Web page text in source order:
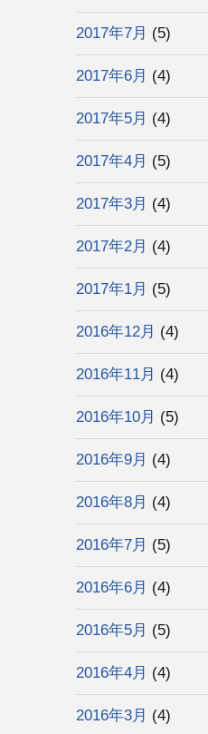
2017年7月 (5)
2017年6月 (4)
2017年5月 (4)
2017年4月 (5)
2017年3月 (4)
2017年2月 (4)
2017年1月 (5)
2016年12月 (4)
2016年11月 (4)
2016年10月 (5)
2016年9月 (4)
2016年8月 (4)
2016年7月 (5)
2016年6月 (4)
2016年5月 (5)
2016年4月 (4)
2016年3月 (4)